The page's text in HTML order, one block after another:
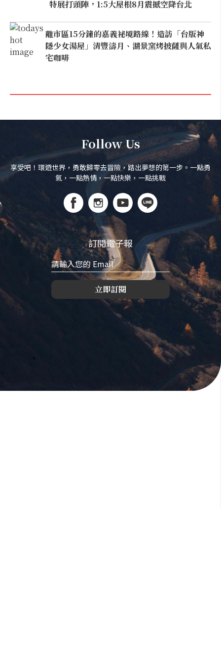
特展打頭陣，1:5大屋根8月震撼空降台北
離市區15分鐘的嘉義祕境路線！造訪「台版神
隱少女湯屋」清豐濤月、湖景窯烤披薩與人氣私
宅咖啡
Follow Us
享受吧！環遊世界，勇敢歸零去冒險，踏出夢想的第一步。一點勇
氣，一點熱情，一點快樂，一點挑戰
訂閱電子報
立即訂閱